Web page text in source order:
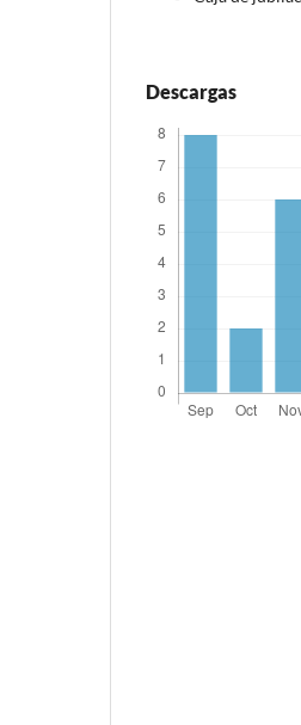
Descargas